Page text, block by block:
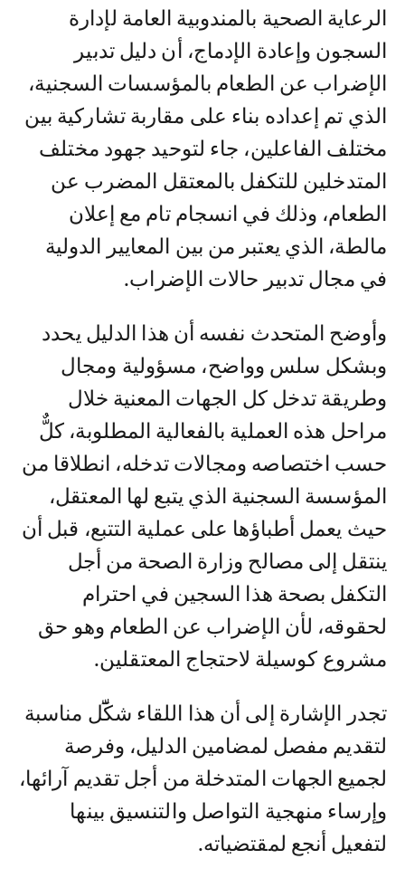
الرعاية الصحية بالمندوبية العامة لإدارة
السجون وإعادة الإدماج، أن دليل تدبير
الإضراب عن الطعام بالمؤسسات السجنية،
الذي تم إعداده بناء على مقاربة تشاركية بين
مختلف الفاعلين، جاء لتوحيد جهود مختلف
المتدخلين للتكفل بالمعتقل المضرب عن
الطعام، وذلك في انسجام تام مع إعلان
مالطة، الذي يعتبر من بين المعايير الدولية
في مجال تدبير حالات الإضراب.
وأوضح المتحدث نفسه أن هذا الدليل يحدد
وبشكل سلس وواضح، مسؤولية ومجال
وطريقة تدخل كل الجهات المعنية خلال
مراحل هذه العملية بالفعالية المطلوبة، كلٌّ
حسب اختصاصه ومجالات تدخله، انطلاقا من
المؤسسة السجنية الذي يتبع لها المعتقل،
حيث يعمل أطباؤها على عملية التتبع، قبل أن
ينتقل إلى مصالح وزارة الصحة من أجل
التكفل بصحة هذا السجين في احترام
لحقوقه، لأن الإضراب عن الطعام وهو حق
مشروع كوسيلة لاحتجاج المعتقلين.
تجدر الإشارة إلى أن هذا اللقاء شكّٓل مناسبة
لتقديم مفصل لمضامين الدليل، وفرصة
لجميع الجهات المتدخلة من أجل تقديم آرائها،
وإرساء منهجية التواصل والتنسيق بينها
لتفعيل أنجع لمقتضياته.